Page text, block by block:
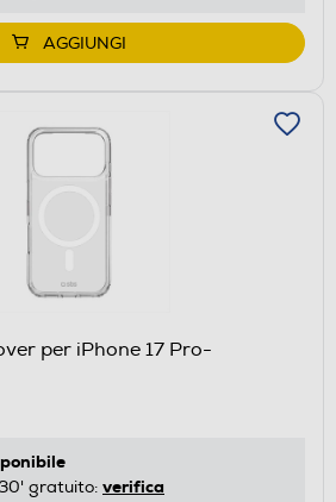
AGGIUNGI
per iPhone 17 Pro-
gratuito: verifica